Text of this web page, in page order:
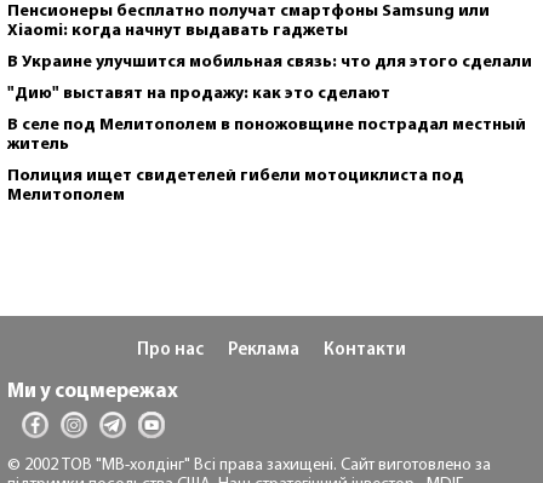
Пенсионеры бесплатно получат смартфоны Samsung или
Xiaomi: когда начнут выдавать гаджеты
В Украине улучшится мобильная связь: что для этого сделали
"Дию" выставят на продажу: как это сделают
В селе под Мелитополем в поножовщине пострадал местный
житель
Полиция ищет свидетелей гибели мотоциклиста под
Мелитополем
Про нас Реклама Контакти
Ми у соцмережах
© 2002 ТОВ "МВ-холдінг" Всі права захищені. Сайт виготовлено за